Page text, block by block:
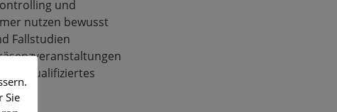
und
nutzen bewusst
Fallstudien
ein qualifiziertes
Sie